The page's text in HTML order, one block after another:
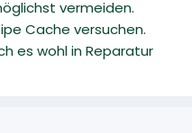
vermeiden.
Cache versuchen.
es wohl in Reparatur